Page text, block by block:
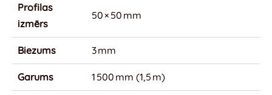
Profilas
izmērs
50 × 50 mm
Biezums 3 mm
Garums 1 500 mm (1,5 m)